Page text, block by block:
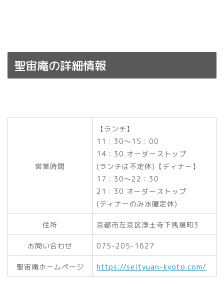
聖宙庵の詳細情報
営業時間
【ランチ】
11：30～15：00
14：30 オーダーストップ
(ランチは不定休) 【ディナー】
17：30～22：30
21：30 オーダーストップ
(ディナーのみ水曜定休)
住所 京都市左京区浄土寺下馬場町3
お問い合わせ 075-205-1627
聖宙庵ホームページ https://seityuan-kyoto.com/